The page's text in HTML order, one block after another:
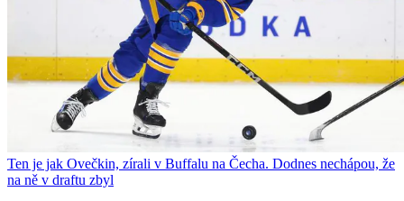
Ten je jak Ovečkin, zírali v Buffalu na Čecha. Dodnes nechápou, že
na ně v draftu zbyl